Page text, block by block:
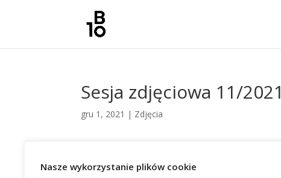
Nasze wykorzystanie plików cookie
Sesja zdjęciowa 11/2021
gru 1, 2021 | Zdjęcia